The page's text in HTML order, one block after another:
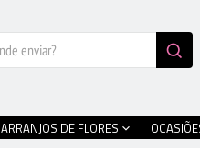
ARRANJOS DE FLORES